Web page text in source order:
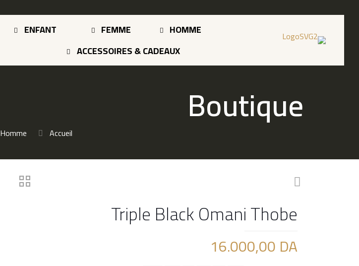
HOMME
FEMME
ENFANT
ACCESSOIRES & CADEAUX
Boutique
Accueil
Homme
Triple Black Omani Thobe
16.000,00DA